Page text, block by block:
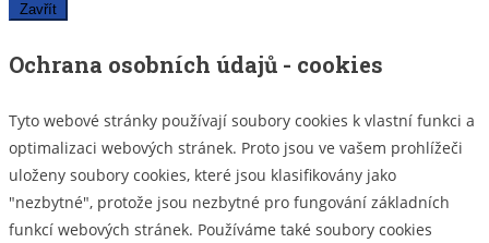
Zavřít
Ochrana osobních údajů - cookies
Tyto webové stránky používají soubory cookies k vlastní funkci a
optimalizaci webových stránek. Proto jsou ve vašem prohlížeči
uloženy soubory cookies, které jsou klasifikovány jako
"nezbytné", protože jsou nezbytné pro fungování základních
funkcí webových stránek. Používáme také soubory cookies